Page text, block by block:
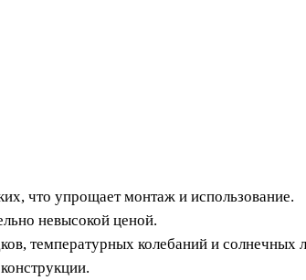
что упрощает монтаж и использование.
невысокой ценой.
температурных колебаний и солнечных